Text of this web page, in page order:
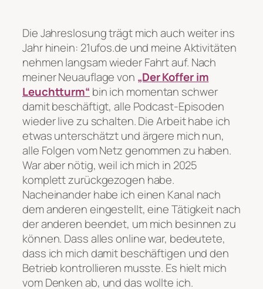
Die Jahreslosung trägt mich auch weiter ins
Jahr hinein: 21ufos.de und meine Aktivitäten
nehmen langsam wieder Fahrt auf. Nach
meiner Neuauflage von „Der Koffer im
Leuchtturm“ bin ich momentan schwer
damit beschäftigt, alle Podcast-Episoden
wieder live zu schalten. Die Arbeit habe ich
etwas unterschätzt und ärgere mich nun,
alle Folgen vom Netz genommen zu haben.
War aber nötig, weil ich mich in 2025
komplett zurückgezogen habe.
Nacheinander habe ich einen Kanal nach
dem anderen eingestellt, eine Tätigkeit nach
der anderen beendet, um mich besinnen zu
können. Dass alles online war, bedeutete,
dass ich mich damit beschäftigen und den
Betrieb kontrollieren musste. Es hielt mich
vom Denken ab, und das wollte ich.